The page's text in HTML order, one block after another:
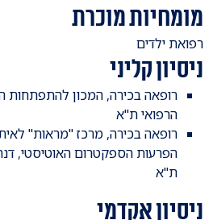
מומחיות מוכרת
​רפואת ילדים
ניסיון קליני
רופאה בכירה, המכון להתפתחות
הרפואי ת"א
רופאה בכירה, מרכז "מראות"
הפרעות הספקטרום האוטיסטי,
ת"א
ניסיון אקדמי